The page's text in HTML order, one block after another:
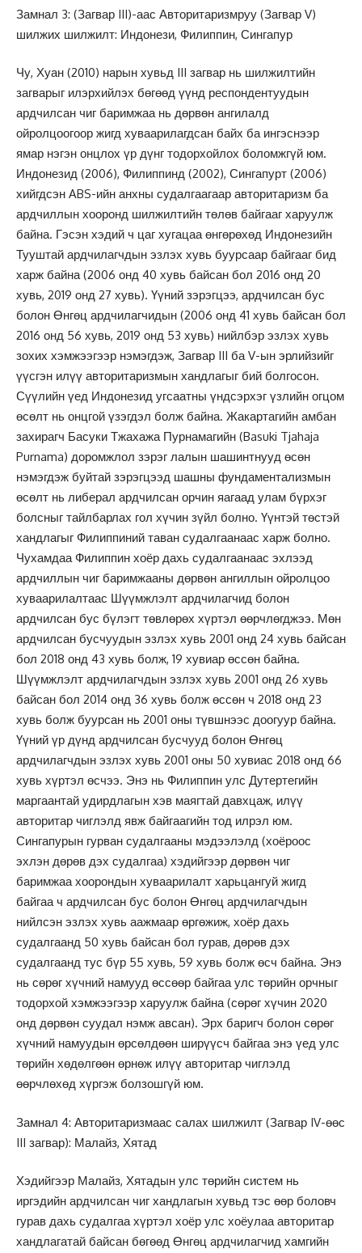
Замнал 3: (Загвар III)-аас Авторитаризмруу (Загвар V)
шилжих шилжилт: Индонези, Филиппин, Сингапур
Чу, Хуан (2010) нарын хувьд III загвар нь шилжилтийн
загварыг илэрхийлэх бөгөөд үүнд респондентуудын
ардчилсан чиг баримжаа нь дөрвөн ангилалд
ойролцоогоор жигд хуваарилагдсан байх ба ингэснээр
ямар нэгэн онцлох үр дүнг тодорхойлох боломжгүй юм.
Индонезид (2006), Филиппинд (2002), Сингапурт (2006)
хийгдсэн ABS-ийн анхны судалгаагаар авторитаризм ба
ардчиллын хооронд шилжилтийн төлөв байгааг харуулж
байна. Гэсэн хэдий ч цаг хугацаа өнгөрөхөд Индонезийн
Тууштай ардчилагчдын эзлэх хувь буурсаар байгааг бид
харж байна (2006 онд 40 хувь байсан бол 2016 онд 20
хувь, 2019 онд 27 хувь). Үүний зэрэгцээ, ардчилсан бус
болон Өнгөц ардчилагчидын (2006 онд 41 хувь байсан бол
2016 онд 56 хувь, 2019 онд 53 хувь) нийлбэр эзлэх хувь
зохих хэмжээгээр нэмэгдэж, Загвар III ба V-ын эрлийзийг
үүсгэн илүү авторитаризмын хандлагыг бий болгосон.
Сүүлийн үед Индонезид угсаатны үндсэрхэг үзлийн огцом
өсөлт нь онцгой үзэгдэл болж байна. Жакартагийн амбан
захирагч Басуки Тжахажа Пурнамагийн (Basuki Tjahaja
Purnama) доромжлол зэрэг лалын шашинтнууд өсөн
нэмэгдэж буйтай зэрэгцээд шашны фундаментализмын
өсөлт нь либерал ардчилсан орчин яагаад улам бүрхэг
болсныг тайлбарлах гол хүчин зүйл болно. Үүнтэй төстэй
хандлагыг Филиппиний таван судалгаанаас харж болно.
Чухамдаа Филиппин хоёр дахь судалгаанаас эхлээд
ардчиллын чиг баримжааны дөрвөн ангиллын ойролцоо
хуваарилалтаас Шүүмжлэлт ардчилагчид болон
ардчилсан бус бүлэгт төвлөрөх хүртэл өөрчлөгджээ. Мөн
ардчилсан бусчуудын эзлэх хувь 2001 онд 24 хувь байсан
бол 2018 онд 43 хувь болж, 19 хувиар өссөн байна.
Шүүмжлэлт ардчилагчдын эзлэх хувь 2001 онд 26 хувь
байсан бол 2014 онд 36 хувь болж өссөн ч 2018 онд 23
хувь болж буурсан нь 2001 оны түвшнээс доогуур байна.
Үүний үр дүнд ардчилсан бусчууд болон Өнгөц
ардчилагчдын эзлэх хувь 2001 оны 50 хувиас 2018 онд 66
хувь хүртэл өсчээ. Энэ нь Филиппин улс Дутертегийн
маргаантай удирдлагын хэв маягтай давхцаж, илүү
авторитар чиглэлд явж байгаагийн тод илрэл юм.
Сингапурын гурван судалгааны мэдээлэлд (хоёроос
эхлэн дөрөв дэх судалгаа) хэдийгээр дөрвөн чиг
баримжаа хоорондын хуваарилалт харьцангуй жигд
байгаа ч ардчилсан бус болон Өнгөц ардчилагчдын
нийлсэн эзлэх хувь аажмаар өргөжиж, хоёр дахь
судалгаанд 50 хувь байсан бол гурав, дөрөв дэх
судалгаанд тус бүр 55 хувь, 59 хувь болж өсч байна. Энэ
нь сөрөг хүчний намууд өссөөр байгаа улс төрийн орчныг
тодорхой хэмжээгээр харуулж байна (сөрөг хүчин 2020
онд дөрвөн суудал нэмж авсан). Эрх баригч болон сөрөг
хүчний намуудын өрсөлдөөн ширүүсч байгаа энэ үед улс
төрийн хөдөлгөөн өрнөж илүү авторитар чиглэлд
өөрчлөхөд хүргэж болзошгүй юм.
Замнал 4: Авторитаризмаас салах шилжилт (Загвар IV-өөс
III загвар): Малайз, Хятад
Хэдийгээр Малайз, Хятадын улс төрийн систем нь
иргэдийн ардчилсан чиг хандлагын хувьд тэс өөр боловч
гурав дахь судалгаа хүртэл хоёр улс хоёулаа авторитар
хандлагатай байсан бөгөөд Өнгөц ардчилагчид хамгийн